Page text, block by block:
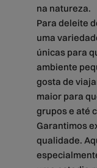
na natureza.
Para deleite
uma
únicas para
ambiente
gosta de
maior para
grupos e até
Garantimos
qualidade.